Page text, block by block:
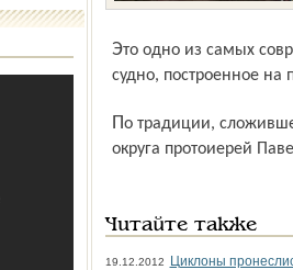
Это одно из самых современных судов танкерного флота России и уже третье по счёту
судно, построенное на
По традиции, сложившейся на предприятии, благочинный приходов Рыбинского
округа протоиерей
Читайте также
19.12.2012
Циклоны